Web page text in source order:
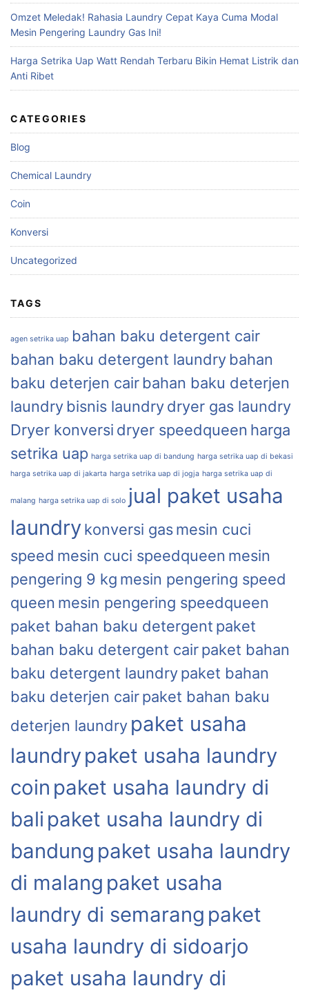
Omzet Meledak! Rahasia Laundry Cepat Kaya Cuma Modal
Mesin Pengering Laundry Gas Ini!
Harga Setrika Uap Watt Rendah Terbaru Bikin Hemat Listrik dan
Anti Ribet
CATEGORIES
Blog
Chemical Laundry
Coin
Konversi
Uncategorized
TAGS
agen setrika uap bahan baku detergent cair
bahan baku detergent laundry bahan
baku deterjen cair bahan baku deterjen
laundry bisnis laundrydryer gas laundry
Dryer konversi dryer speedqueen harga
setrika uap harga setrika uap di bandung harga setrika uap di bekasi
harga setrika uap di jakarta harga setrika uap di jogja harga setrika uap di
malang harga setrika uap di solo jual paket usaha
laundrykonversi gasmesin cuci
speed mesin cuci speedqueen mesin
pengering 9 kg mesin pengering speed
queen mesin pengering speedqueen
paket bahan baku detergent paket
bahan baku detergent cairpaket bahan
baku detergent laundrypaket bahan
baku deterjen cairpaket bahan baku
deterjen laundry paket usaha
laundrypaket usaha laundry
coin paket usaha laundry di
bali paket usaha laundry di
bandung paket usaha laundry
di malang paket usaha
laundry di semarang paket
usaha laundry di sidoarjo
paket usaha laundry di